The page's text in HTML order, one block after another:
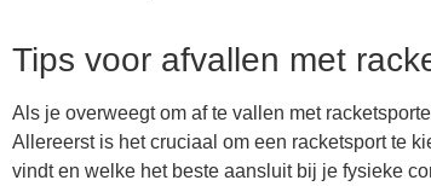
Tips voor afvallen met
Als je overweegt om af te vallen met
Allereerst is het cruciaal om een racketsport te
vindt en welke het beste aansluit bij je fysieke